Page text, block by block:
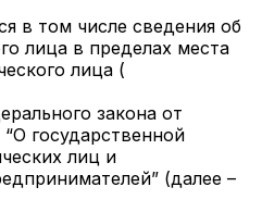
в том числе сведения об
лица в пределах места
лица (
закона от
государственной
лиц и
(далее –